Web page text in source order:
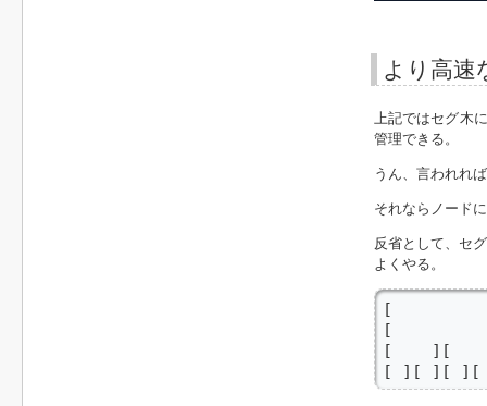
より高速
上記ではセグ木
管理できる。
うん、言われれ
それならノード
反省として、セ
よくやる。
[
[
[    ][
[ ][ ][ ][